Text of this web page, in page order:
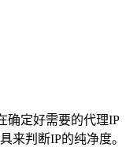
确定好需要的代理IP
来判断IP的纯净度。